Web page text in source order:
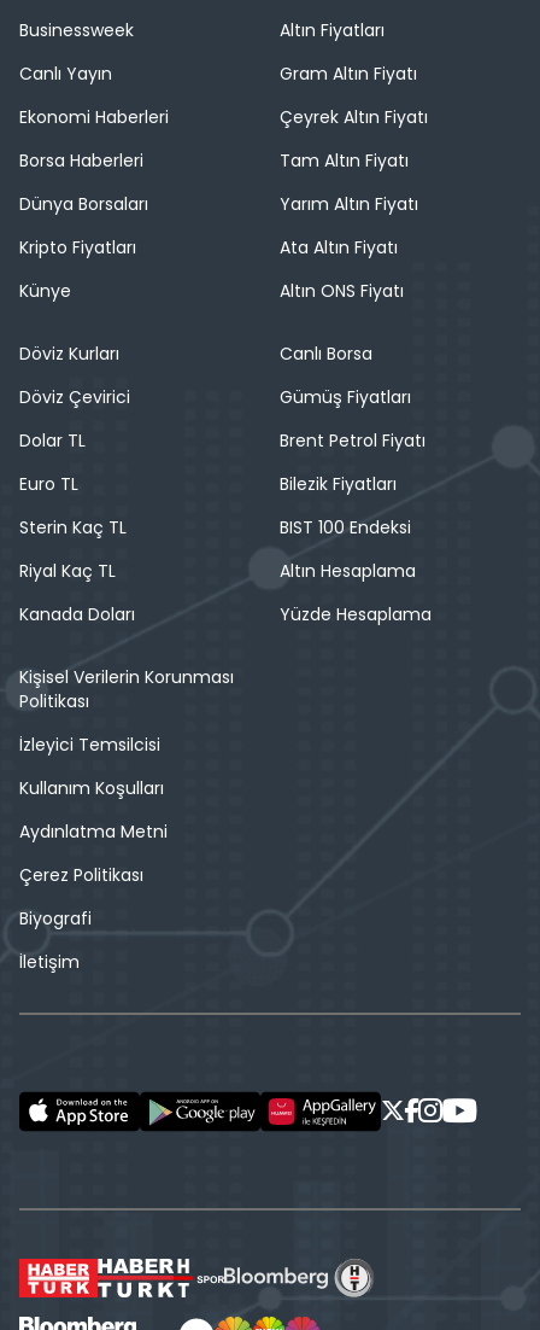
Businessweek
Canlı Yayın
Ekonomi Haberleri
Borsa Haberleri
Dünya Borsaları
Kripto Fiyatları
Künye
Altın Fiyatları
Gram Altın Fiyatı
Çeyrek Altın Fiyatı
Tam Altın Fiyatı
Yarım Altın Fiyatı
Ata Altın Fiyatı
Altın ONS Fiyatı
Döviz Kurları
Döviz Çevirici
Dolar TL
Euro TL
Sterin Kaç TL
Riyal Kaç TL
Kanada Doları
Canlı Borsa
Gümüş Fiyatları
Brent Petrol Fiyatı
Bilezik Fiyatları
BIST 100 Endeksi
Altın Hesaplama
Yüzde Hesaplama
Kişisel Verilerin Korunması
Politikası
İzleyici Temsilcisi
Kullanım Koşulları
Aydınlatma Metni
Çerez Politikası
Biyografi
İletişim